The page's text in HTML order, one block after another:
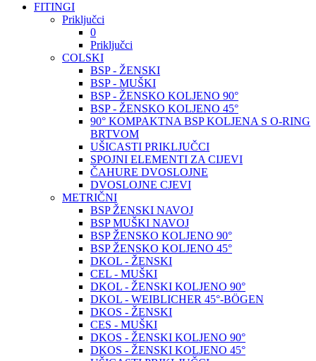
FITINGI
Priključci
0
Priključci
COLSKI
BSP - ŽENSKI
BSP - MUŠKI
BSP - ŽENSKO KOLJENO 90°
BSP - ŽENSKO KOLJENO 45°
90° KOMPAKTNA BSP KOLJENA S O-RING
BRTVOM
UŠICASTI PRIKLJUČCI
SPOJNI ELEMENTI ZA CIJEVI
ČAHURE DVOSLOJNE
DVOSLOJNE CJEVI
METRIČNI
BSP ŽENSKI NAVOJ
BSP MUŠKI NAVOJ
BSP ŽENSKO KOLJENO 90°
BSP ŽENSKO KOLJENO 45°
DKOL - ŽENSKI
CEL - MUŠKI
DKOL - ŽENSKI KOLJENO 90°
DKOL - WEIBLICHER 45°-BÖGEN
DKOS - ŽENSKI
CES - MUŠKI
DKOS - ŽENSKI KOLJENO 90°
DKOS - ŽENSKI KOLJENO 45°